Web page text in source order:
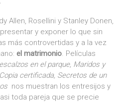
Allen, Rosellini y Stanley Donen,
y exponer lo que sin
más controvertidas y a la vez
el matrimonio. Películas
en el parque, Maridos y
Copia certificada, Secretos de un
nos muestran los entresijos y
toda pareja que se precie